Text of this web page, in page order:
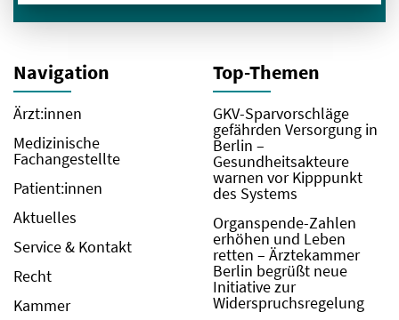
Navigation
Ärzt:innen
Medizinische
Fachangestellte
Patient:innen
Aktuelles
Service & Kontakt
Recht
Kammer
Top-Themen
GKV-Sparvorschläge
gefährden Versorgung in
Berlin –
Gesundheitsakteure
warnen vor Kipppunkt
des Systems
Organspende-Zahlen
erhöhen und Leben
retten – Ärztekammer
Berlin begrüßt neue
Initiative zur
Widerspruchsregelung